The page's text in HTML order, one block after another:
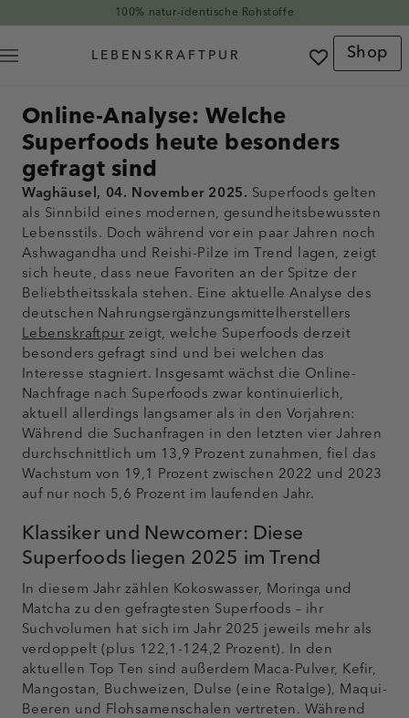
100% natur-identische Rohstoffe
Shop
Online-Analyse: Welche
Superfoods heute besonders
gefragt sind
Waghäusel, 04. November 2025. Superfoods gelten
als Sinnbild eines modernen, gesundheitsbewussten
Lebensstils. Doch während vor ein paar Jahren noch
Ashwagandha und Reishi-Pilze im Trend lagen, zeigt
sich heute, dass neue Favoriten an der Spitze der
Beliebtheitsskala stehen. Eine aktuelle Analyse des
deutschen Nahrungsergänzungsmittelherstellers
Lebenskraftpurzeigt, welche Superfoods derzeit
besonders gefragt sind und bei welchen das
Interesse stagniert. Insgesamt wächst die Online-
Nachfrage nach Superfoods zwar kontinuierlich,
aktuell allerdings langsamer als in den Vorjahren:
Während die Suchanfragen in den letzten vier Jahren
durchschnittlich um 13,9 Prozent zunahmen, fiel das
Wachstum von 19,1 Prozent zwischen 2022 und 2023
auf nur noch 5,6 Prozent im laufenden Jahr.
Klassiker und Newcomer: Diese
Superfoods liegen 2025 im Trend
In diesem Jahr zählen Kokoswasser, Moringa und
Matcha zu den gefragtesten Superfoods – ihr
Suchvolumen hat sich im Jahr 2025 jeweils mehr als
verdoppelt (plus 122,1-124,2 Prozent). In den
aktuellen Top Ten sind außerdem Maca-Pulver, Kefir,
Mangostan, Buchweizen, Dulse (eine Rotalge), Maqui-
Beeren und Flohsamenschalen vertreten. Während